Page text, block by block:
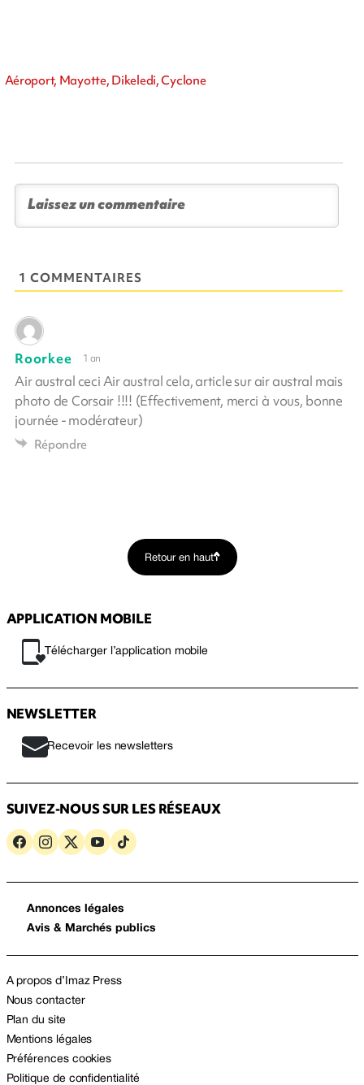
Aéroport, Mayotte, Dikeledi, Cyclone
1 COMMENTAIRES
Roorkee 1 an
Air austral ceci Air austral cela, article sur air austral mais
photo de Corsair !!!! (Effectivement, merci à vous, bonne
journée - modérateur)
Répondre
Retour en haut
APPLICATION MOBILE
Télécharger l’application mobile
NEWSLETTER
Recevoir les newsletters
SUIVEZ-NOUS SUR LES RÉSEAUX
Annonces légales
Avis & Marchés publics
A propos d’Imaz Press
Nous contacter
Plan du site
Mentions légales
Préférences cookies
Politique de confidentialité